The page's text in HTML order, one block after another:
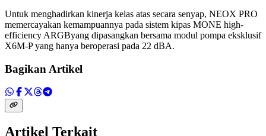
Untuk menghadirkan kinerja kelas atas secara senyap, NEOX PRO
memercayakan kemampuannya pada sistem kipas MONE high-
efficiency ARGByang dipasangkan bersama modul pompa eksklusif
X6M-P yang hanya beroperasi pada 22 dBA.
Bagikan Artikel
Artikel Terkait